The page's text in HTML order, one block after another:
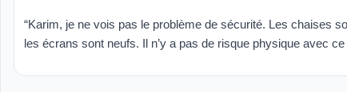
“Karim, je ne vois pas le problème de sécurité. Les chaises
les écrans sont neufs. Il n’y a pas de risque physique avec ce